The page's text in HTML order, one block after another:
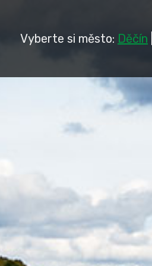
Vyberte si město: Děčín